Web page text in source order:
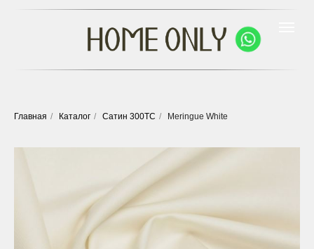
Главная / Каталог / Сатин 300ТС / Meringue White